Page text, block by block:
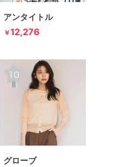
アンタイトル
￥12,276
グローブ